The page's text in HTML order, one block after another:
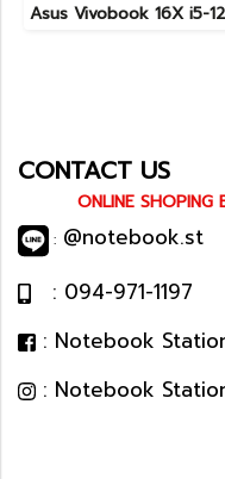
CONTACT US
ONLINE SHOPING
: @notebook.st
: 094-971-1197
: Notebook
: Notebook